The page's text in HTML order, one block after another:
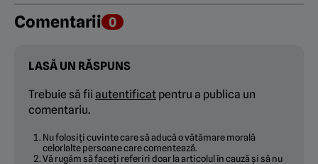
Comentarii 0
LASĂ UN RĂSPUNS
Trebuie să fii autentificat pentru a publica un
comentariu.
Nu folosiți cuvinte care să aducă o vătămare morală
celorlalte persoane care comentează.
Vă rugăm să faceți referiri doar la articolul în cauză și să nu